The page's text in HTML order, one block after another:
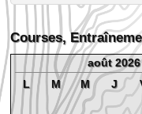
Courses,
août 2026
L
M M J